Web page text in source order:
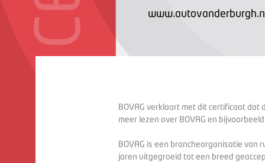
BOVAG verklaart met dit certificaat dat
meer lezen over BOVAG en
BOVAG is een brancheorganisatie van
jaren uitgegroeid tot een breed